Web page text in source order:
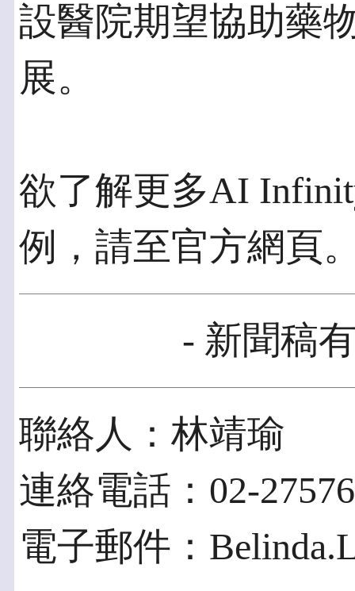
設醫院期望協助藥
展。
欲了解更多AI
例，請至官方網頁
- 新聞稿
聯絡人：林靖瑜
連絡電話：02-
電子郵件：